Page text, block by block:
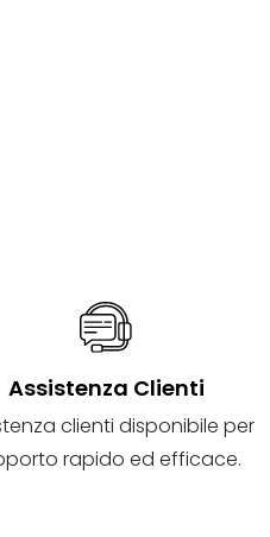
Assistenza Clienti
clienti disponibile per
rapido ed efficace.